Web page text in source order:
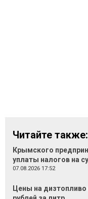
Читайте также:
Крымского
уплаты налогов на
07.08.2026 17:52
Цены на